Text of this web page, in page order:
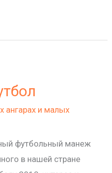
ангарах и малых
футбольный манеж
в нашей стране